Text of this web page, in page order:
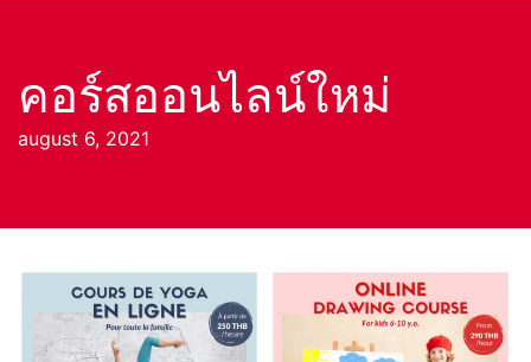
คอร์สออนไลน์ใหม่
august 6, 2021